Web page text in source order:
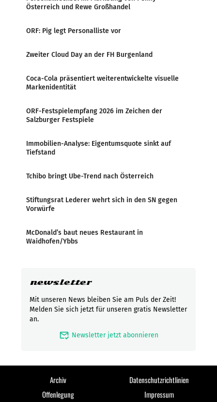
Österreich und Rewe Großhandel
ORF: Pig legt Personalliste vor
Zweiter Cloud Day an der FH Burgenland
Coca-Cola präsentiert weiterentwickelte visuelle
Markenidentität
ORF-Festspielempfang 2026 im Zeichen der
Salzburger Festspiele
Immobilien-Analyse: Eigentumsquote sinkt auf
Tiefstand
Tchibo bringt Ube-Trend nach Österreich
Stiftungsrat Lederer wehrt sich in den SN gegen
Vorwürfe
McDonald’s baut neues Restaurant in
Waidhofen/Ybbs
newsletter
Mit unseren News bleiben Sie am Puls der Zeit!
Melden Sie sich jetzt für unseren gratis Newsletter
an.
mark_email_read Newsletter jetzt abonnieren
Archiv
Datenschutzrichtlinien
Offenlegung
Impressum